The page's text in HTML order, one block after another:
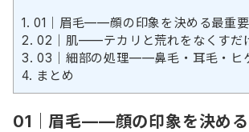
1. 01｜眉毛——顔の印象を決める最重
2. 02｜肌——テカリと荒れをなくすだ
3. 03｜細部の処理——鼻毛・耳毛・ヒ
4. まとめ
01｜眉毛——顔の印象を決める